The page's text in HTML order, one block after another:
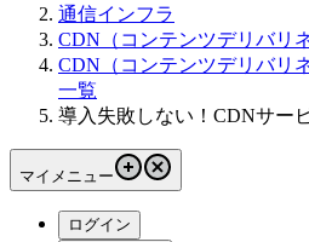
通信インフラ
CDN（コンテンツデリバリ
CDN（コンテンツデリバリ
一覧
導入失敗しない！CDNサー
マイメニュー
ログイン